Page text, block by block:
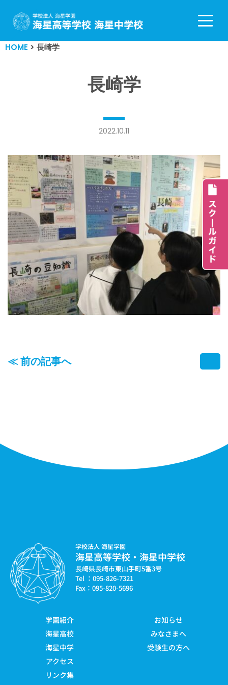
コ
ン
テ
HOME > 長崎学
長崎学
2022.10.11
≪ 前の記事へ
学校法人 海星学園
海星高等学校・海星中学校
長崎県長崎市東山手町5番3号
Tel ：095-826-7321
Fax：095-820-5696
学園紹介
海星高校
海星中学
アクセス
リンク集
お知らせ
みなさまへ
受験生の方へ